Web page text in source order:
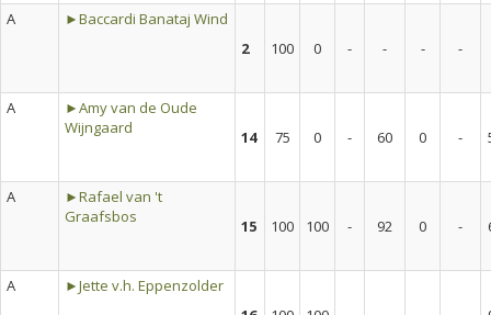
A
►Baccardi Banataj Wind
2
100 0 - - - -
A
►Amy van de Oude
Wijngaard
14 75 0 - 60 0 -
A
►Rafael van 't
Graafsbos
15 100 100 - 92 0 -
A
►Jette v.h. Eppenzolder